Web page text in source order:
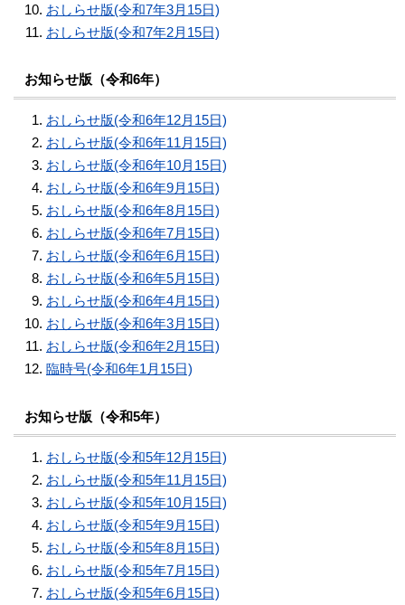
おしらせ版(令和7年3月15日)
おしらせ版(令和7年2月15日)
お知らせ版（令和6年）
おしらせ版(令和6年12月15日)
おしらせ版(令和6年11月15日)
おしらせ版(令和6年10月15日)
おしらせ版(令和6年9月15日)
おしらせ版(令和6年8月15日)
おしらせ版(令和6年7月15日)
おしらせ版(令和6年6月15日)
おしらせ版(令和6年5月15日)
おしらせ版(令和6年4月15日)
おしらせ版(令和6年3月15日)
おしらせ版(令和6年2月15日)
臨時号(令和6年1月15日)
お知らせ版（令和5年）
おしらせ版(令和5年12月15日)
おしらせ版(令和5年11月15日)
おしらせ版(令和5年10月15日)
おしらせ版(令和5年9月15日)
おしらせ版(令和5年8月15日)
おしらせ版(令和5年7月15日)
おしらせ版(令和5年6月15日)